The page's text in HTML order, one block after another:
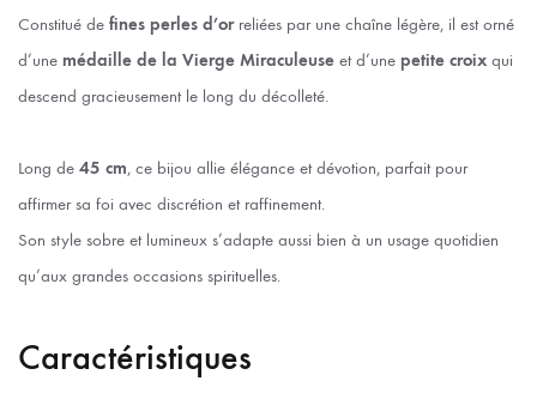
Constitué de fines perles d’orreliées par une chaîne légère, il est orné
d’une médaille de la Vierge Miraculeuse et d’une petite croix qui
descend gracieusement le long du décolleté.
Long de 45 cm, ce bijou allie élégance et dévotion, parfait pour
affirmer sa foi avec discrétion et raffinement.
Son style sobre et lumineux s’adapte aussi bien à un usage quotidien
qu’aux grandes occasions spirituelles.
Caractéristiques